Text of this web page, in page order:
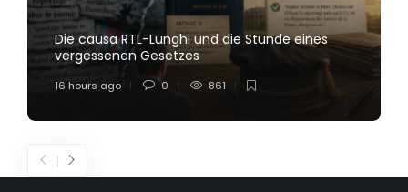
Die causa RTL-Lunghi und die Stunde eines
vergessenen Gesetzes
16 hours ago 0 861